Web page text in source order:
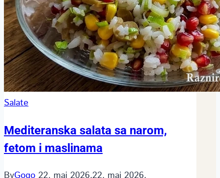
Salate
Mediteranska salata sa narom,
fetom i maslinama
ByGogo 22. maj 2026.22. maj 2026.